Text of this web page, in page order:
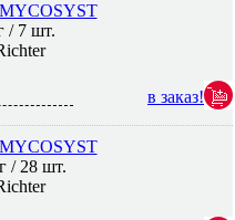
/ 7 шт.
в заказ!
/ 28 шт.